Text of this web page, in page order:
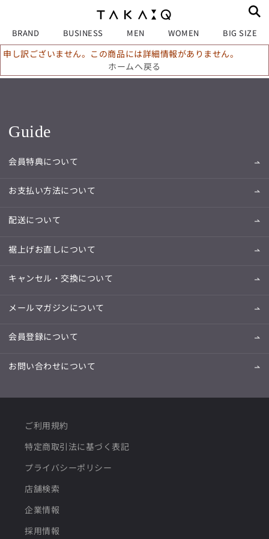
BRAND BUSINESS MEN WOMEN BIG SIZE
申し訳ございません。この商品には詳細情報がありません。
ホームへ戻る
Guide
会員特典について
お支払い方法について
配送について
裾上げお直しについて
キャンセル・交換について
メールマガジンについて
会員登録について
お問い合わせについて
ご利用規約
特定商取引法に基づく表記
プライバシーポリシー
店舗検索
企業情報
採用情報